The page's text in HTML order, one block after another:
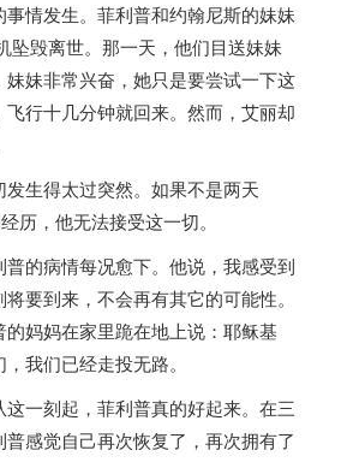
情发生。菲利普和约翰尼斯的妹妹
坠毁离世。那一天，他们目送妹妹
妹妹非常兴奋，她只是要尝试一下这
行十几分钟就回来。然而，艾丽却
生得太过突然。如果不是两天
历，他无法接受这一切。
的病情每况愈下。他说，我感受到
要到来，不会再有其它的可能性。
妈妈在家里跪在地上说：耶稣基
我们已经走投无路。
一刻起，菲利普真的好起来。在三
感觉自己再次恢复了，再次拥有了